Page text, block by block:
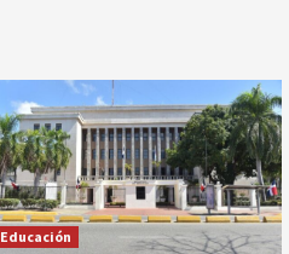
Educación